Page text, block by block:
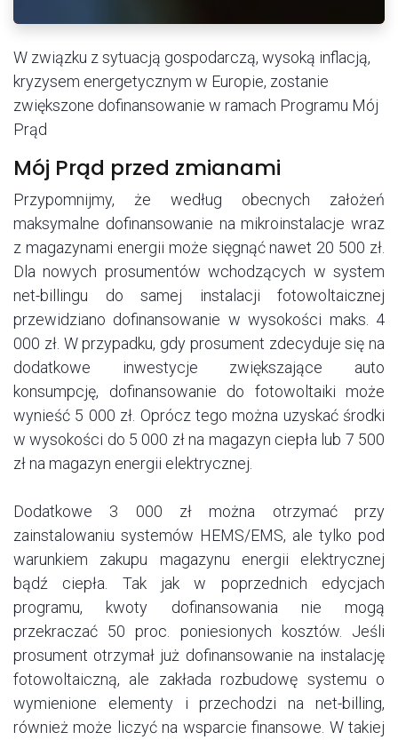
W związku z sytuacją gospodarczą, wysoką inflacją,
kryzysem energetycznym w Europie, zostanie
zwiększone dofinansowanie w ramach Programu Mój
Prąd
Mój Prąd przed zmi​anami
Przypomnijmy, że według obecnych założeń
maksymalne dofinansowanie na mikroinstalacje wraz
z magazynami energii może sięgnąć nawet 20 500 zł.
Dla nowych prosumentów wchodzących w system
net-billingu do samej instalacji fotowoltaicznej
przewidziano dofinansowanie w wysokości maks. 4
000 zł. W przypadku, gdy prosument zdecyduje się na
dodatkowe inwestycje zwiększające auto
konsumpcję, dofinansowanie do fotowoltaiki może
wynieść 5 000 zł. Oprócz tego można uzyskać środki
w wysokości do 5 000 zł na magazyn ciepła lub 7 500
zł na magazyn energii elektrycznej.
Dodatkowe 3 000 zł można otrzymać przy
zainstalowaniu systemów HEMS/EMS, ale tylko pod
warunkiem zakupu magazynu energii elektrycznej
bądź ciepła. Tak jak w poprzednich edycjach
programu, kwoty dofinansowania nie mogą
przekraczać 50 proc. poniesionych kosztów. Jeśli
prosument otrzymał już dofinansowanie na instalację
fotowoltaiczną, ale zakłada rozbudowę systemu o
wymienione elementy i przechodzi na net-billing,
również może liczyć na wsparcie finansowe. W takiej